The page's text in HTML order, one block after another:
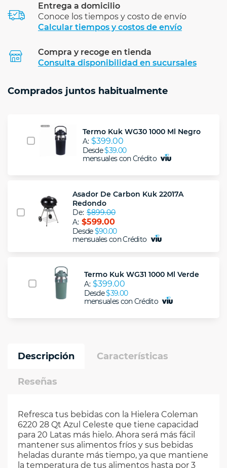
Entrega a domicilio
Conoce los tiempos y costo de envío
Calcular tiempos y costos de envío
Compra y recoge en tienda
Consulta disponibilidad en sucursales
Comprados juntos habitualmente
Termo Kuk WG30 1000 Ml Negro
A: $399.00
Desde$39.00
mensuales con Crédito
Asador De Carbon Kuk 22017A
Redondo
De: $899.00
A: $599.00
Desde$90.00
mensuales con Crédito
Termo Kuk WG31 1000 Ml Verde
A: $399.00
Desde$39.00
mensuales con Crédito
Descripción Características
Reseñas
Refresca tus bebidas con la Hielera Coleman
6220 28 Qt Azul Celeste que tiene capacidad
para 20 Latas más hielo. Ahora será más fácil
mantener sus alimentos fríos y sus bebidas
heladas durante más tiempo, ya que mantiene
la temperatura de tus alimentos hasta por 3